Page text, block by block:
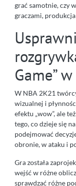
grać samotnie, czy
graczami,
Game”
W NBA 2K21
wizualnej i
efektu „wow”, ale
tego, co dzieje się
podejmować
obronie, w ataku i
Gra została
wejść w różne
sprawdzać różne